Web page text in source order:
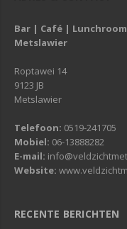
Bar | Café |
Metslawier
Roptawei 14
9123 JB
Metslawier
Telefoon: 0519-241705
Mobiel: 06-13888282
E-mail:
Website:
RECENTE BERICHTEN